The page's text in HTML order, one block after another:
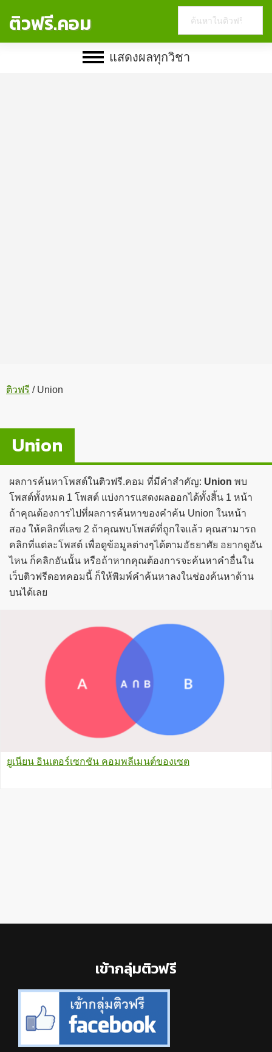
ติวฟรี.คอม
website
แสดงผลทุกวิชา
ติวฟรี /Union
Union
ผลการค้นหาโพสต์ในติวฟรี.คอม ที่มีคำสำคัญ: Union พบ
โพสต์ทั้งหมด 1 โพสต์ แบ่งการแสดงผลออกได้ทั้งสิ้น 1 หน้า
ถ้าคุณต้องการไปที่ผลการค้นหาของคำค้น Union ในหน้า
สอง ให้คลิกที่เลข 2 ถ้าคุณพบโพสต์ที่ถูกใจแล้ว คุณสามารถ
คลิกที่แต่ละโพสต์ เพื่อดูข้อมูลต่างๆได้ตามอัธยาศัย อยากดูอัน
ไหน ก็คลิกอันนั้น หรือถ้าหากคุณต้องการจะค้นหาคำอื่นใน
เว็บติวฟรีดอทคอมนี้ ก็ให้พิมพ์คำค้นหาลงในช่องค้นหาด้าน
บนได้เลย
ยูเนียน อินเตอร์เซกชัน คอมพลีเมนต์ของเซต
เข้ากลุ่มติวฟรี